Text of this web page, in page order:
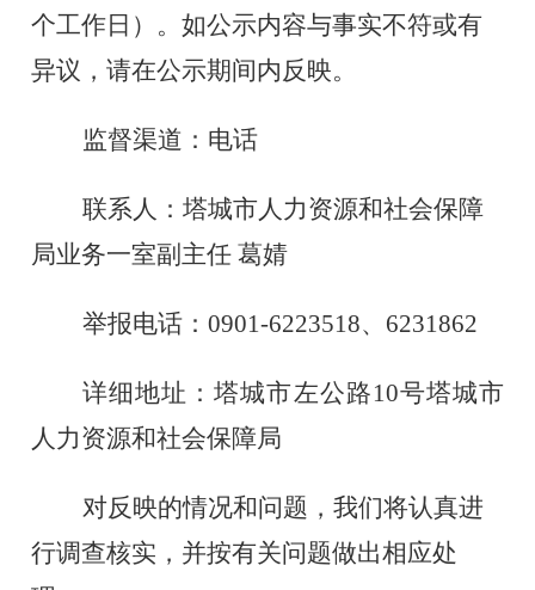
个工作日）。如公示内容与事实不符或有
异议，请在公示期间内反映。
监督渠道：电话
联系人：塔城市人力资源和社会保障
局业务一室副主任 葛婧
举报电话：0901-6223518、 6231862
详细地址：塔城市左公路10号塔城市
人力资源和社会保障局
对反映的情况和问题，我们将认真进
行调查核实，并按有关问题做出相应处